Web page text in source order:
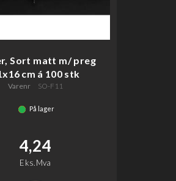
Sort matt m/ preg
cm á 100 stk
Varenr SO-F11
På lager
4,24
Eks.Mva